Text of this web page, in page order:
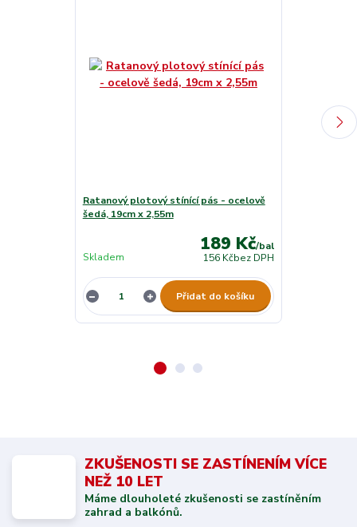
Ratanový plotový stínící pás - ocelově
šedá, 19cm x 2,55m
189 Kč/bal
156 Kčbez DPH
Skladem
Přidat do košíku
ZKUŠENOSTI SE ZASTÍNENÍM VÍCE
NEŽ 10 LET
Máme dlouholeté zkušenosti se zastíněním
zahrad a balkónů.